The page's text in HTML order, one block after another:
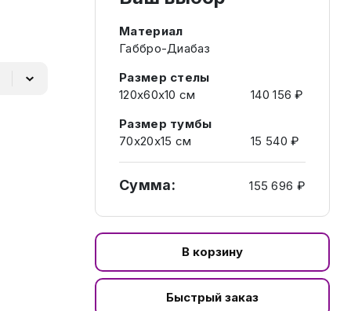
Материал
Габбро-Диабаз
Размер стелы
120х60х10 см
140 156 ₽
Размер тумбы
70х20х15 см
15 540 ₽
Сумма: 155 696 ₽
В корзину
Быстрый заказ